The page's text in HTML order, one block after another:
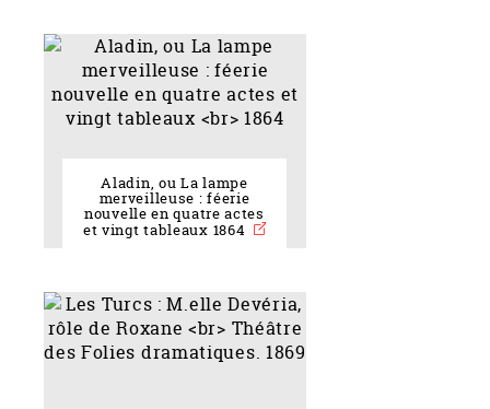
Aladin, ou La lampe
merveilleuse : féerie
nouvelle en quatre actes
et vingt tableaux 1864